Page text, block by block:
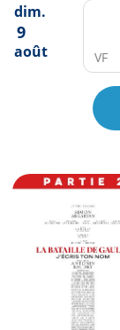
dim.
9
août VF